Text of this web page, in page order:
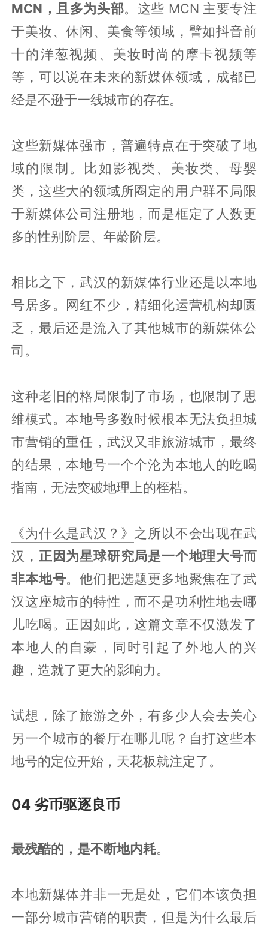
MCN，且多为头部。这些 MCN 主要专注
于美妆、休闲、美食等领域，譬如抖音前
十的洋葱视频、美妆时尚的摩卡视频等
等，可以说在未来的新媒体领域，成都已
经是不逊于一线城市的存在。
这些新媒体强市，普遍特点在于突破了地
域的限制。比如影视类、美妆类、母婴
类，这些大的领域所圈定的用户群不局限
于新媒体公司注册地，而是框定了人数更
多的性别阶层、年龄阶层。
相比之下，武汉的新媒体行业还是以本地
号居多。网红不少，精细化运营机构却匮
乏，最后还是流入了其他城市的新媒体公
司。
这种老旧的格局限制了市场，也限制了思
维模式。本地号多数时候根本无法负担城
市营销的重任，武汉又非旅游城市，最终
的结果，本地号一个个沦为本地人的吃喝
指南，无法突破地理上的桎梏。
《为什么是武汉？》 之所以不会出现在武
汉， 正因为星球研究局是一个地理大号而
非本地号。他们把选题更多地聚焦在了武
汉这座城市的特性，而不是功利性地去哪
儿吃喝。正因如此，这篇文章不仅激发了
本地人的自豪，同时引起了外地人的兴
趣，造就了更大的影响力。
试想，除了旅游之外，有多少人会去关心
另一个城市的餐厅在哪儿呢？自打这些本
地号的定位开始，天花板就注定了。
04 劣币驱逐良币
最残酷的，是不断地内耗。
本地新媒体并非一无是处，它们本该负担
一部分城市营销的职责，但是为什么最后